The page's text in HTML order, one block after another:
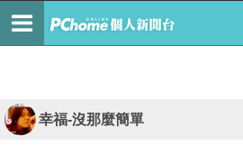
幸福-沒那麼簡單